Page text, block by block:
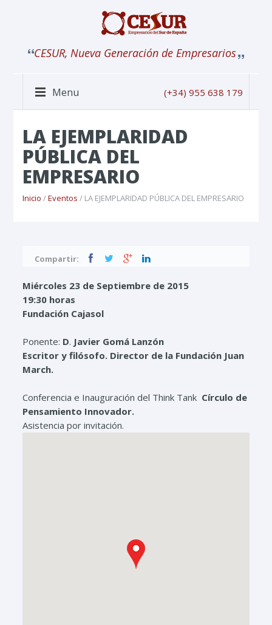
CESUR, Nueva Generación de Empresarios
Menu (+34) 955 638 179
LA EJEMPLARIDAD
PÚBLICA DEL
EMPRESARIO
Inicio /Eventos / LA EJEMPLARIDAD PÚBLICA DEL EMPRESARIO
Compartir:
Miércoles 23 de Septiembre de 2015
19:30 horas
Fundación Cajasol
Ponente: D. Javier Gomá Lanzón
Escritor y filósofo. Director de la Fundación Juan
March.
Conferencia e Inauguración del Think Tank Círculo de
Pensamiento Innovador.
Asistencia por invitación.